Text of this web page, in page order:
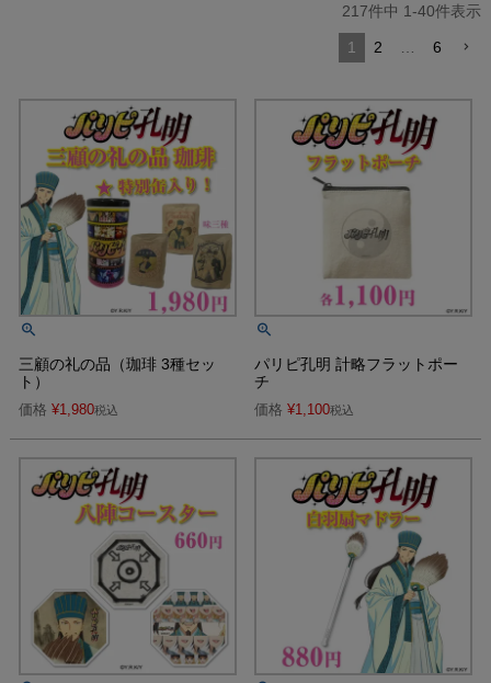
217件中 1-40件表示
1 2 … 6
三顧の礼の品（珈琲 3種セッ
ト）
価格 ¥1,980税込
パリピ孔明 計略フラットポー
チ
価格 ¥1,100税込